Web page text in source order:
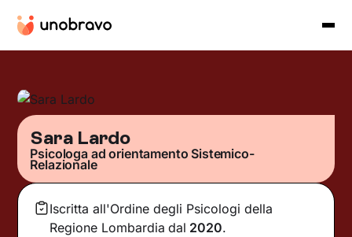
Sara Lardo
Psicologa ad orientamento Sistemico-
Relazionale
Iscritta all'Ordine degli Psicologi della
Regione Lombardia dal 2020.